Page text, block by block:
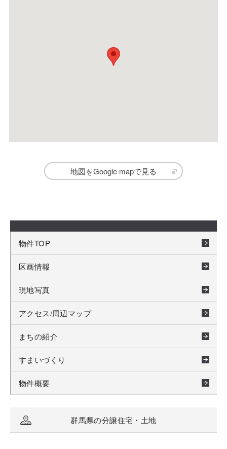
地図をGoogle mapで見る
物件TOP
区画情報
現地写真
アクセス/周辺マップ
まちの紹介
すまいづくり
物件概要
群馬県の分譲住宅・土地